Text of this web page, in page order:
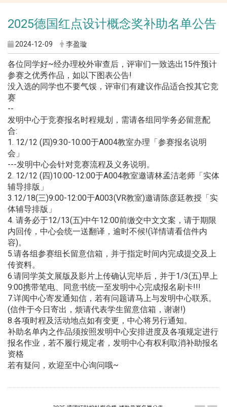
2025德国红点设计概念奖补助名单公告
2024-12-09 李盈璇
各位同学好~经办理校外审查后，评审们一致选出15件预计
参赛之优秀作品，如以下图表公告!
没入选的同学也不要气馁，评审们有建议作品适合投其它竞
赛
--
发明中心于竞赛报名时程规划，需请各组同学务必留意配
合:
1. 12/12 (四)9:30-10:00于A004教室办理「参赛报名说明
会」
---发明中心会针对竞赛流程及义务说明。
2. 12/12 (四)10:00-12:00于A004教室邀请林孟洁老师「实体
辅导排版」
3.12/18(三)9:00-12:00于A003(VR教室)邀请陈彦廷教授「实
体辅导排版」
4. 请务必于12/13(五)中午12:00前缴交中文文案，请于期限
内回传，中心会统一送翻译，逾时不候!(详情请看信件内
容)。
5.请各组参赛组长留意信箱，并于指定时间内完成提交及上
传资料。
6.请同学英文展版及影片上传确认完毕后，并于1/3(五)早上
9:00携带笔电、同意书统一至发明中心完成报名刷卡!!!
7.详阅中心寄发通知信，若有问题请马上与发明中心联系。
(信件于今日寄出，烦请代表学生留意信箱，谢谢!)
8.各项时程及活动地点如有变更，中心将另行通知。
补助名单内之作品须按照发明中心安排进度及各项规定进行
报名作业，若不履行规定者，发明中心有权利取消补助报名
资格
若有疑问，欢迎至中心询问哦~